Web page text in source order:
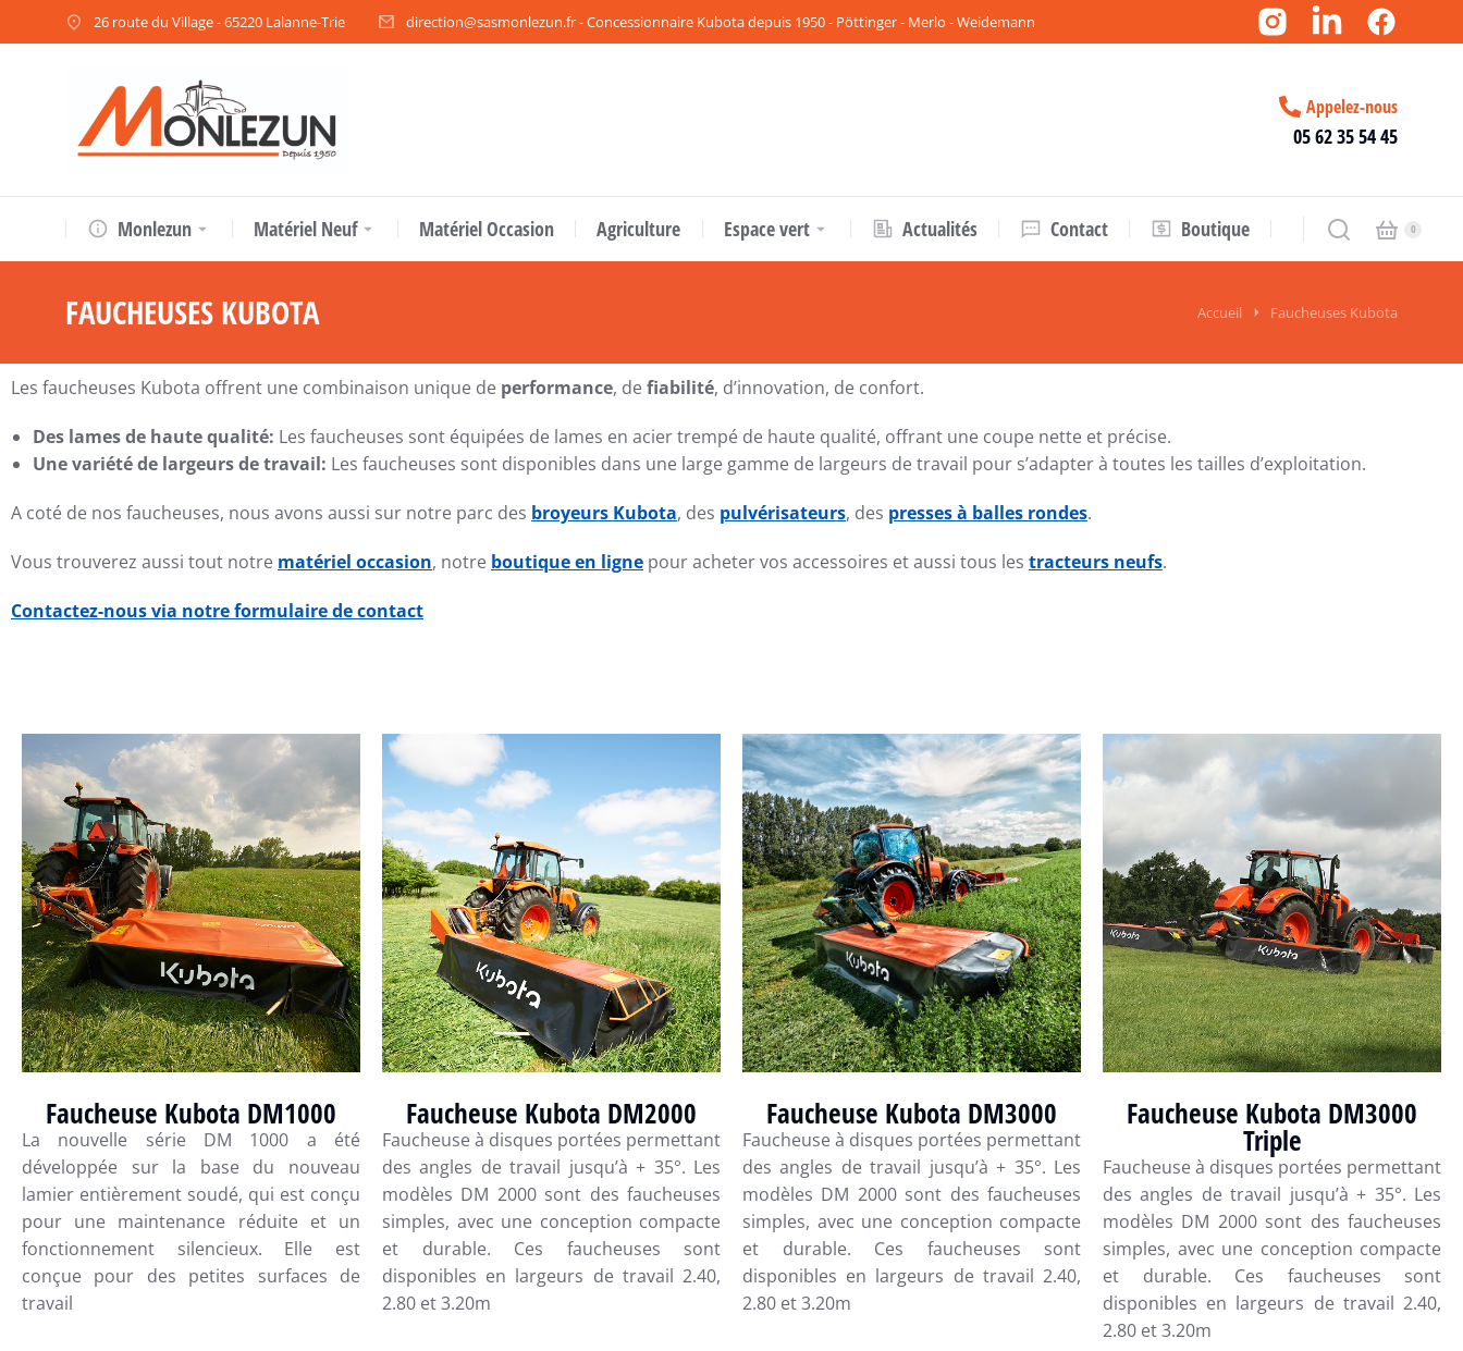
26 route du Village - 65220 Lalanne-Trie direction@sasmonlezun.fr - Concessionnaire Kubota depuis 1950 - Pöttinger - Merlo - Weidemann
Appelez-nous
05 62 35 54 45
Monlezun Matériel Neuf Matériel Occasion Agriculture Espace vert Actualités Contact Boutique
FAUCHEUSES KUBOTA Accueil Faucheuses Kubota
Les faucheuses Kubota offrent une combinaison unique de performance, defiabilité, d’innovation, de confort.
Des lames de haute qualité: Les faucheuses sont équipées de lames en acier trempé de haute qualité, offrant une coupe nette et précise.
Une variété de largeurs de travail: Les faucheuses sont disponibles dans une large gamme de largeurs de travail pour s’adapter à toutes les tailles d’exploitation.
A coté de nos faucheuses, nous avons aussi sur notre parc des broyeurs Kubota, des pulvérisateurs, des presses à balles rondes.
Vous trouverez aussi tout notre matériel occasion, notre boutique en ligne pour acheter vos accessoires et aussi tous les tracteurs neufs.
Contactez-nous via notre formulaire de contact
Faucheuse Kubota DM1000
La nouvelle série DM 1000 a été
développée sur la base du nouveau
lamier entièrement soudé, qui est conçu
pour une maintenance réduite et un
fonctionnement silencieux. Elle est
conçue pour des petites surfaces de
travail
Faucheuse Kubota DM2000
Faucheuse à disques portées permettant
des angles de travail jusqu’à + 35°. Les
modèles DM 2000 sont des faucheuses
simples, avec une conception compacte
et durable. Ces faucheuses sont
disponibles en largeurs de travail 2.40,
2.80 et 3.20m
Faucheuse Kubota DM3000
Faucheuse à disques portées permettant
des angles de travail jusqu’à + 35°. Les
modèles DM 2000 sont des faucheuses
simples, avec une conception compacte
et durable. Ces faucheuses sont
disponibles en largeurs de travail 2.40,
2.80 et 3.20m
Faucheuse Kubota DM3000
Triple
Faucheuse à disques portées permettant
des angles de travail jusqu’à + 35°. Les
modèles DM 2000 sont des faucheuses
simples, avec une conception compacte
et durable. Ces faucheuses sont
disponibles en largeurs de travail 2.40,
2.80 et 3.20m